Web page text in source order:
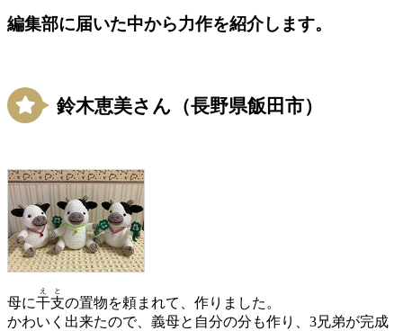
編集部に届いた中から力作を紹介します。
鈴木恵美さん（長野県飯田市）
母に干支
えと
の置物を頼まれて、作りました。
かわいく出来たので、義母と自分の分も作り、3兄弟が完成